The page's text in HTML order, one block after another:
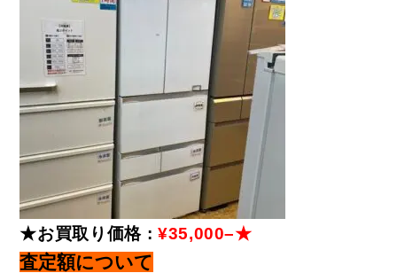
★お買取り価格 : ¥35,000–★
査定額について